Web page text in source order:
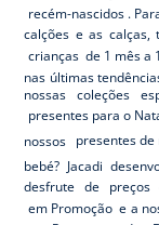
recém-nascidos .
calções e as calças,
crianças de 1 mês a
nas últimas
nossas coleções
presentes para o
nossos presentes
bebé? Jacadi
desfrute de preços
em Promoção e a